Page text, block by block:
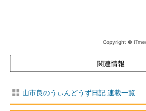
き領域は、わずか5.58GB。「ディスククリ
なお、「以前のWindowsのインストール
ュリティ」→「回復」にある「前のバージ
戻す」が表示されなくなり、利用できなく
Copyright ©
関連情報
山市良のうぃんどうず日記 連載一覧